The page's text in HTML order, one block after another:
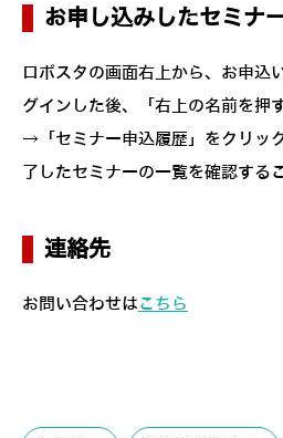
お申し込みしたセミナ
ロボスタの画面右上から、お申込
グインした後、「右上の名前を押
→「セミナー申込履歴」をクリッ
了したセミナーの一覧を確認する
連絡先
お問い合わせはこちら